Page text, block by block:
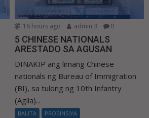
16 hours ago admin 3 0
5 CHINESE NATIONALS
ARESTADO SA AGUSAN
DINAKIP ang limang Chinese
nationals ng Bureau of Immigration
(BI), sa tulong ng 10th Infantry
(Agila)...
BALITA PROBINSIYA